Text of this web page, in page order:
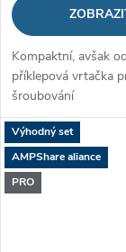
Kompaktní, avšak
příklepová vrtačka
šroubování
Výhodný set
AMPShare aliance
PRO